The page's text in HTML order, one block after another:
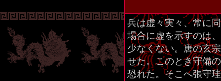
兵は虚々実々、常に
場合に虚を示すのは
少なくない。唐の玄
せた。このとき守備
恐れた。そこへ張守